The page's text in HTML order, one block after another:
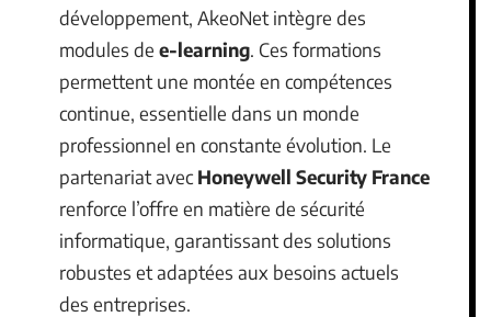
développement, AkeoNet intègre des
modules de e-learning. Ces formations
permettent une montée en compétences
continue, essentielle dans un monde
professionnel en constante évolution. Le
partenariat avecHoneywell Security France
renforce l’offre en matière de sécurité
informatique, garantissant des solutions
robustes et adaptées aux besoins actuels
des entreprises.